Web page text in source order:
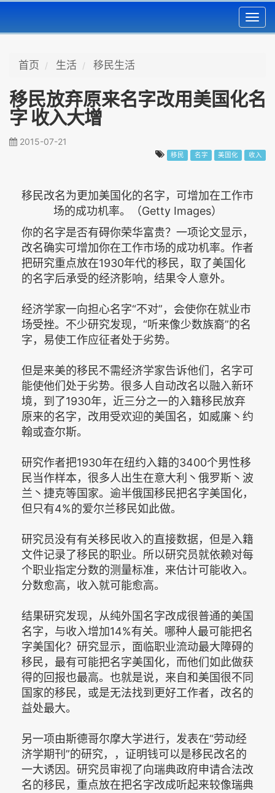
首页 生活 移民生活
移民放弃原来名字改用美国化名
字 收入大增
2015-07-21
移民 名字 美国化 收入
移民改名为更加美国化的名字，可增加在工作市
场的成功机率。（Getty Images）
你的名字是否有碍你荣华富贵？一项论文显示，
改名确实可增加你在工作市场的成功机率。作者
把研究重点放在1930年代的移民，取了美国化
的名字后承受的经济影响，结果令人意外。
经济学家一向担心名字“不对”，会使你在就业市
场受挫。不少研究发现，“听来像少数族裔”的名
字，易使工作应征者处于劣势。
但是来美的移民不需经济学家告诉他们，名字可
能使他们处于劣势。很多人自动改名以融入新环
境，到了1930年，近三分之一的入籍移民放弃
原来的名字，改用受欢迎的美国名，如威廉丶约
翰或查尔斯。
研究作者把1930年在纽约入籍的3400个男性移
民当作样本，很多人出生在意大利丶俄罗斯丶波
兰丶捷克等国家。逾半俄国移民把名字美国化，
但只有4%的爱尔兰移民如此做。
研究员没有有关移民收入的直接数据，但是入籍
文件记录了移民的职业。所以研究员就依赖对每
个职业指定分数的测量标准，来估计可能收入。
分数愈高，收入就可能愈高。
结果研究发现，从纯外国名字改成很普通的美国
名字，与收入增加14%有关。哪种人最可能把名
字美国化？研究显示，面临职业流动最大障碍的
移民，最有可能把名字美国化，而他们如此做获
得的回报也最高。也就是说，来自和美国很不同
国家的移民，或是无法找到更好工作者，改名的
益处最大。
另一项由斯德哥尔摩大学进行，发表在“劳动经
济学期刊”的研究，，证明钱可以是移民改名的
一大诱因。研究员审视了向瑞典政府申请合法改
名的移民，重点放在把名字改成听起来较像瑞典